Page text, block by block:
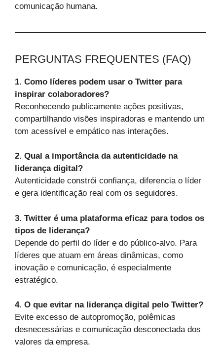
comunicação humana.
PERGUNTAS FREQUENTES (FAQ)
1. Como líderes podem usar o Twitter para
inspirar colaboradores?
Reconhecendo publicamente ações positivas,
compartilhando visões inspiradoras e mantendo um
tom acessível e empático nas interações.
2. Qual a importância da autenticidade na
liderança digital?
Autenticidade constrói confiança, diferencia o líder
e gera identificação real com os seguidores.
3. Twitter é uma plataforma eficaz para todos os
tipos de liderança?
Depende do perfil do líder e do público-alvo. Para
líderes que atuam em áreas dinâmicas, como
inovação e comunicação, é especialmente
estratégico.
4. O que evitar na liderança digital pelo Twitter?
Evite excesso de autopromoção, polêmicas
desnecessárias e comunicação desconectada dos
valores da empresa.